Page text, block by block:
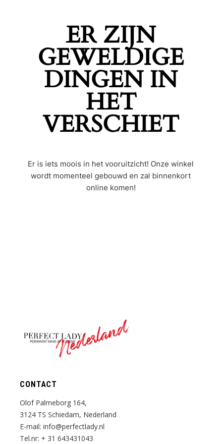
ER ZIJN
GEWELDIGE
DINGEN IN
HET
VERSCHIET
Er is iets moois in het vooruitzicht! Onze winkel
wordt momenteel gebouwd en zal binnenkort
online komen!
Nederland
CONTACT
Olof Palmeborg 164,
3124 TS Schiedam, Nederland
E-mail:info@perfectlady.nl
Tel.nr: + 31 643431043